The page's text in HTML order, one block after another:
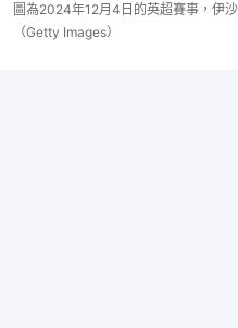
圖為2024年12月4日的英超賽事，伊
（Getty Images）